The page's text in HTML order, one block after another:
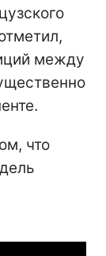
между
что